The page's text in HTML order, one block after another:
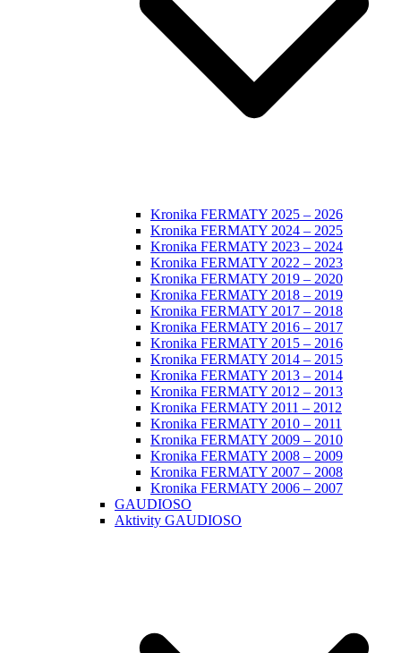
Kronika FERMATY 2025 – 2026
Kronika FERMATY 2024 – 2025
Kronika FERMATY 2023 – 2024
Kronika FERMATY 2022 – 2023
Kronika FERMATY 2019 – 2020
Kronika FERMATY 2018 – 2019
Kronika FERMATY 2017 – 2018
Kronika FERMATY 2016 – 2017
Kronika FERMATY 2015 – 2016
Kronika FERMATY 2014 – 2015
Kronika FERMATY 2013 – 2014
Kronika FERMATY 2012 – 2013
Kronika FERMATY 2011 – 2012
Kronika FERMATY 2010 – 2011
Kronika FERMATY 2009 – 2010
Kronika FERMATY 2008 – 2009
Kronika FERMATY 2007 – 2008
Kronika FERMATY 2006 – 2007
GAUDIOSO
Aktivity GAUDIOSO